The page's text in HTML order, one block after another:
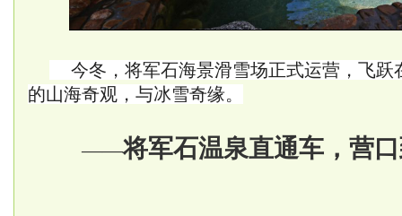
今冬，将军石海景滑雪场正式运营，飞跃
的山海奇观，与冰雪奇缘。
——将军石温泉直通车，营